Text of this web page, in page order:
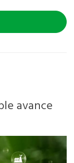
avance